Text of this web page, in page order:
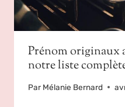
Prénom originaux
notre liste
Par Mélanie Bernard